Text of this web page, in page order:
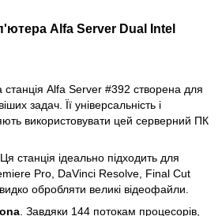
Alfa Server Dual Intel
Alfa Server #392 створена для
задач. Її універсальність і
використовувати цей серверний ПК
Ця станція ідеально підходить для
Pro, DaVinci Resolve, Final Cut
обробляти великі відеофайли.
. Завдяки 144 потокам процесорів,